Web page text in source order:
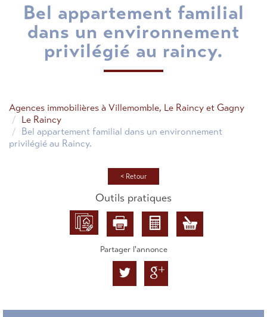
bel appartement familial
dans un environnement
privilégié au raincy.
Agences immobilières à Villemomble, Le Raincy et Gagny
Le Raincy
Bel appartement familial dans un environnement
privilégié au Raincy.
< Retour
Outils pratiques
Partager l'annonce